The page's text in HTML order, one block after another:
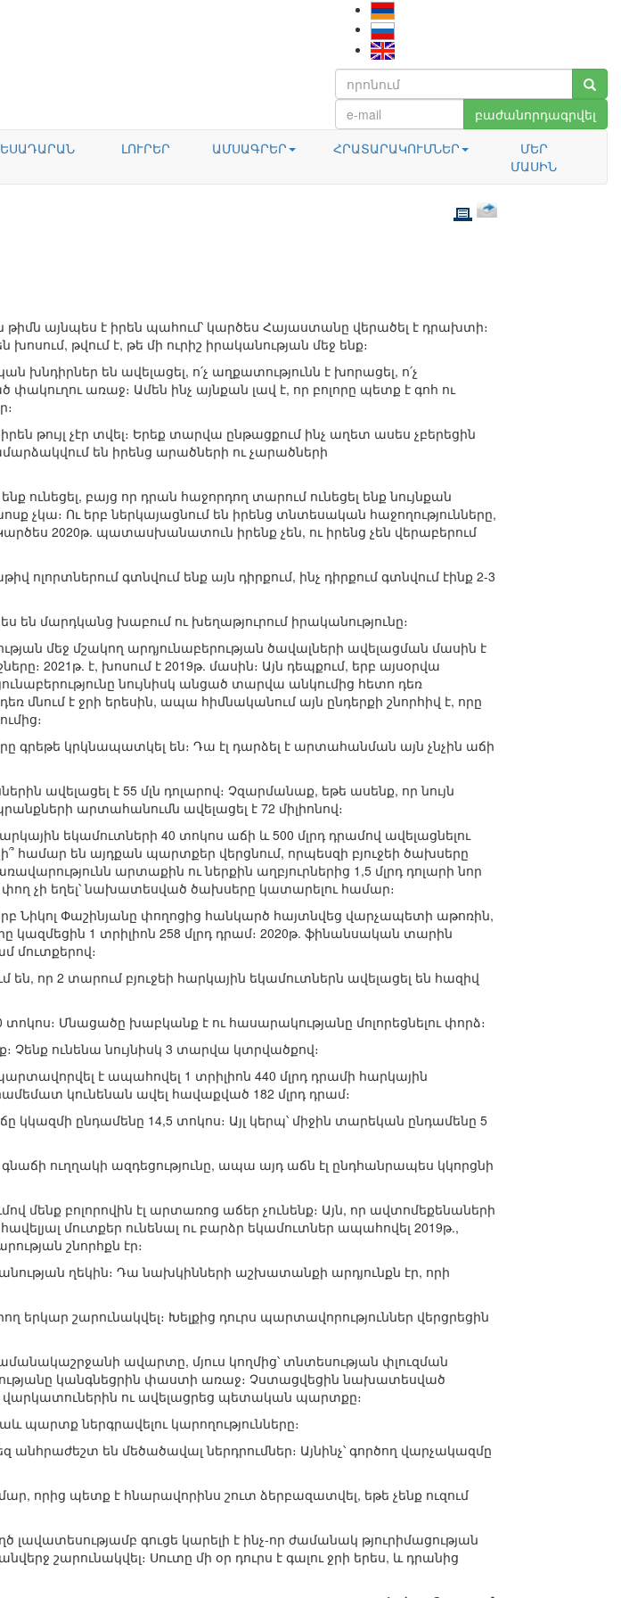
բաժանորդագրվել
ԼՈՒՐԵՐ ԱՄՍԱԳՐԵՐ ՀՐԱՏԱՐԱԿՈՒՄՆԵՐ
ՄԵՐ
ՄԱՍԻՆ
այնպես է իրեն պահում՝ կարծես Հայաստանը վերածել է դրախտի։
թվում է, թե մի ուրիշ իրականության մեջ ենք։
խնդիրներ են ավելացել, ո՛չ աղքատությունն է խորացել, ո՛չ
առաջ։ Ամեն ինչ այնքան լավ է, որ բոլորը պետք է գոհ ու
թույլ չէր տվել։ Երեք տարվա ընթացքում ինչ աղետ ասես չբերեցին
են իրենց արածների ու չարածների
ունեցել, բայց որ դրան հաջորդող տարում ունեցել ենք նույնքան
չկա։ Ու երբ ներկայացնում են իրենց տնտեսական հաջողությունները,
Կարծես 2020թ. պատասխանատուն իրենք չեն, ու իրենց չեն վերաբերում
ոլորտներում գտնվում ենք այն դիրքում, ինչ դիրքում գտնվում էինք 2-3
են մարդկանց խաբում ու խեղաթյուրում իրականությունը։
մեջ մշակող արդյունաբերության ծավալների ավելացման մասին է
2021թ. է, խոսում է 2019թ. մասին։ Այն դեպքում, երբ այսօրվա
նույնիսկ անցած տարվա անկումից հետո դեռ
մնում է ջրի երեսին, ապա հիմնականում այն ընդերքի շնորհիվ է, որը
գրեթե կրկնապատկել են։ Դա էլ դարձել է արտահանման այն չնչին աճի
ավելացել է 55 մլն դոլարով։ Չզարմանաք, եթե ասենք, որ նույն
արտահանումն ավելացել է 72 միլիոնով։
եկամուտների 40 տոկոս աճի և 500 մլրդ դրամով ավելացնելու
համար են այդքան պարտքեր վերցնում, որպեսզի բյուջեի ծախսերը
արտաքին ու ներքին աղբյուրներից 1,5 մլրդ դոլարի նոր
փող չի եղել՝ նախատեսված ծախսերը կատարելու համար։
Նիկոլ Փաշինյանը փողոցից հանկարծ հայտնվեց վարչապետի աթոռին,
1 տրիլիոն 258 մլրդ դրամ։ 2020թ. ֆինանսական տարին
մուտքերով։
որ 2 տարում բյուջեի հարկային եկամուտներն ավելացել են հազիվ
Մնացածը խաբկանք է ու հասարակությանը մոլորեցնելու փորձ։
Չենք ունենա նույնիսկ 3 տարվա կտրվածքով։
է ապահովել 1 տրիլիոն 440 մլրդ դրամի հարկային
կունենան ավել հավաքված 182 մլրդ դրամ։
ընդամենը 14,5 տոկոս։ Այլ կերպ՝ միջին տարեկան ընդամենը 5
ուղղակի ազդեցությունը, ապա այդ աճն էլ ընդհանրապես կկորցնի
մենք բոլորովին էլ արտառոց աճեր չունենք։ Այն, որ ավտոմեքենաների
մուտքեր ունենալ ու բարձր եկամուտներ ապահովել 2019թ.,
շնորհքն էր։
ղեկին։ Դա նախկինների աշխատանքի արդյունքն էր, որի
երկար շարունակվել։ Խելքից դուրս պարտավորություններ վերցրեցին
ավարտը, մյուս կողմից՝ տնտեսության փլուզման
կանգնեցրին փաստի առաջ։ Չստացվեցին նախատեսված
վարկատուներին ու ավելացրեց պետական պարտքը։
պարտք ներգրավելու կարողությունները։
են մեծածավալ ներդրումներ։ Այնինչ՝ գործող վարչակազմը
որից պետք է հնարավորինս շուտ ձերբազատվել, եթե չենք ուզում
լավատեսությամբ գուցե կարելի է ինչ-որ ժամանակ թյուրիմացության
շարունակվել։ Սուտը մի օր դուրս է գալու ջրի երես, և դրանից